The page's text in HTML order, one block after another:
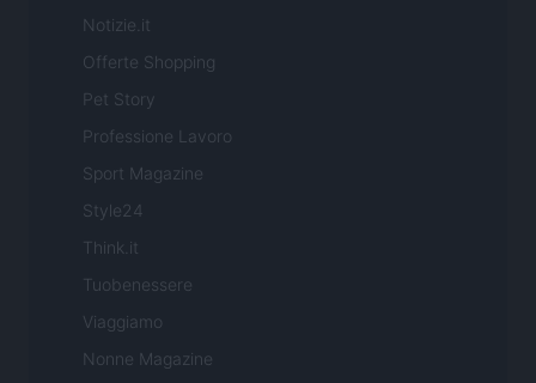
Notizie.it
Offerte Shopping
Pet Story
Professione Lavoro
Sport Magazine
Style24
Think.it
Tuobenessere
Viaggiamo
Nonne Magazine